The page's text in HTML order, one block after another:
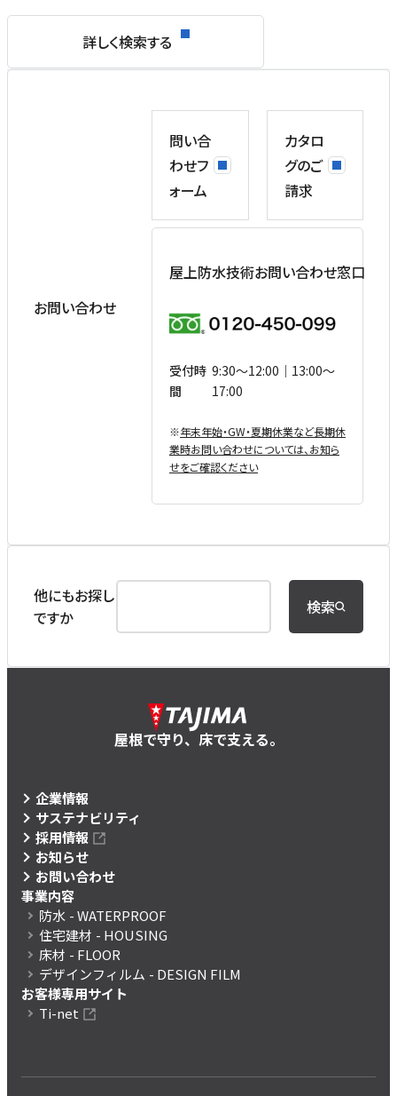
詳しく検索する
お問い合わせ
問い合
わせフ
ォーム
カタロ
グのご
請求
屋上防水技術お問い合わせ窓口
受付時
間
9:30〜12:00｜13:00〜
17:00
※年末年始・GW・夏期休業など⻑期休
業時お問い合わせについては、お知ら
せをご確認ください
他にもお探し
ですか
検索
屋根で守り、床で支える。
企業情報
サステナビリティ
採用情報
お知らせ
お問い合わせ
事業内容
防水 - WATERPROOF
住宅建材 - HOUSING
床材 - FLOOR
デザインフィルム - DESIGN FILM
お客様専用サイト
Ti-net